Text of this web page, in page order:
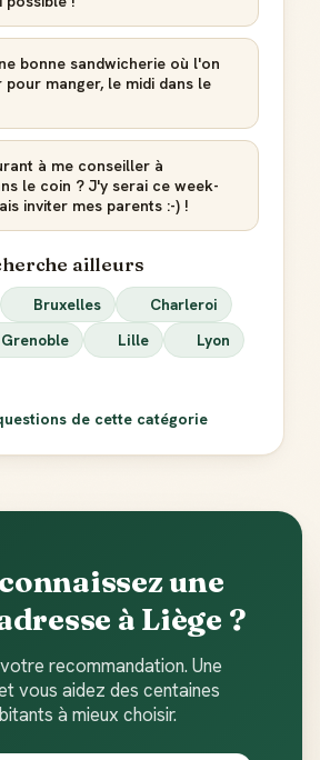
bonne sandwicherie où l'on
pour manger, le midi dans le
à me conseiller à
le coin ? J'y serai ce week-
inviter mes parents :-) !
ailleurs
Bruxelles
Charleroi
Grenoble Lille
Lyon
de cette catégorie
une
à Liège ?
recommandation. Une
vous aidez des centaines
à mieux choisir.